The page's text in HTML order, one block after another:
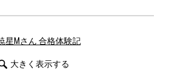
大きく表示する